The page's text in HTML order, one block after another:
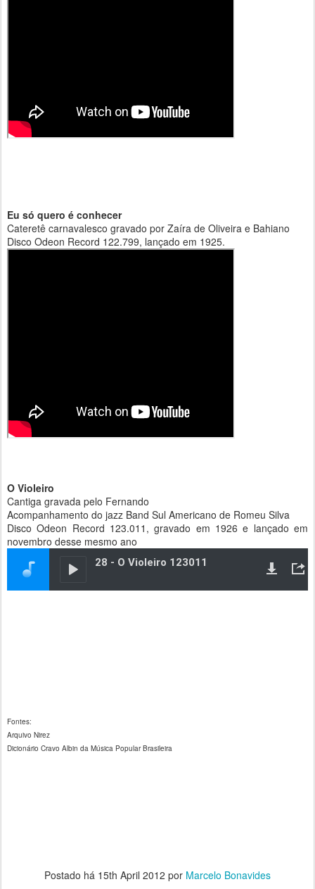
Eu só quero é conhecer
Cateretê carnavalesco gravado por Zaíra de Oliveira e Bahiano
Disco Odeon Record 122.799, lançado em 1925.
O Violeiro
Cantiga gravada pelo Fernando
Acompanhamento do jazz Band Sul Americano de Romeu Silva
Disco Odeon Record 123.011, gravado em 1926 e lançado em
novembro desse mesmo ano
Fontes:
Arquivo Nirez
Dicionário Cravo Albin da Música Popular Brasileira
Postado há 15th April 2012 por Marcelo Bonavides